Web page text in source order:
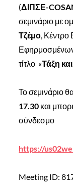
(ΔΙΠΣΕ-
σεμινάριο με
Τζέμο, Κέντρο
τίτλο «Τάξη
Το σεμινάριο
17.30 και
σύνδεσμο
https://
Meeting ID: